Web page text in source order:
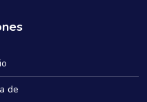
de